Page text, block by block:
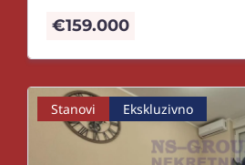
€159.000
Stanovi Ekskluzivno